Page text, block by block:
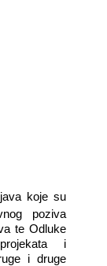
koje su
poziva
te Odluke
i
i druge